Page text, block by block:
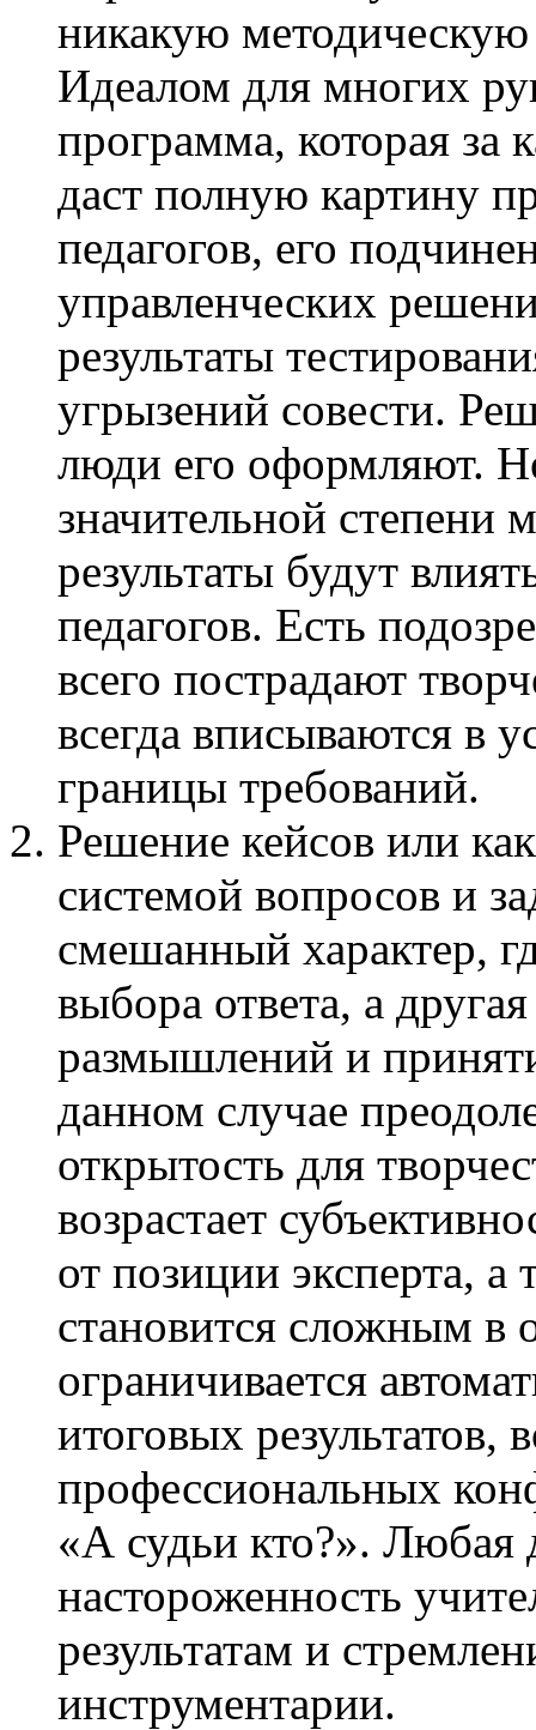
никакую методическую
Идеалом для многих
программа, которая за
даст полную картину
педагогов, его
управленческих
результаты
угрызений совести.
люди его оформляют.
значительной степени
результаты будут
педагогов. Есть
всего пострадают
всегда вписываются в
границы требований.
Решение кейсов или
системой вопросов и
смешанный характер,
выбора ответа, а
размышлений и
данном случае
открытость для
возрастает
от позиции эксперта,
становится сложным в
ограничивается
итоговых результатов,
профессиональных
«А судьи кто?». Любая
настороженность
результатам и
инструментарии.